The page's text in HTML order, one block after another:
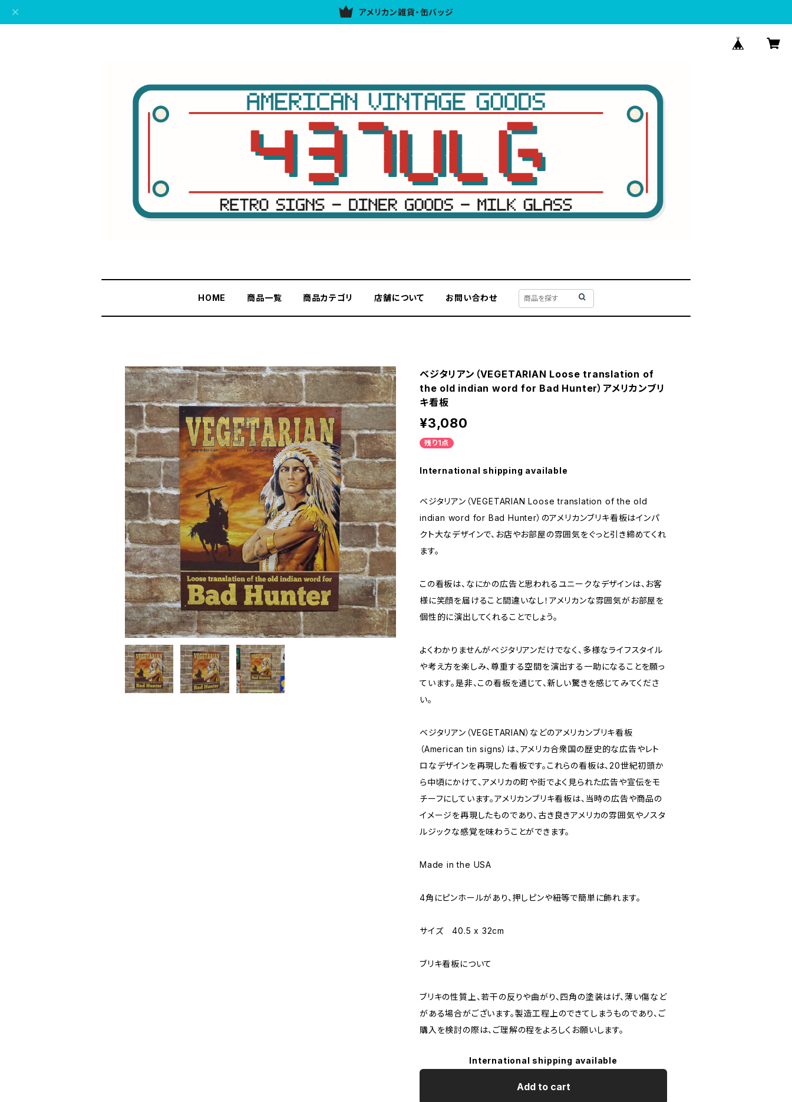
アメリカン雑貨・缶バッジ
HOME 商品一覧 商品カテゴリ 店舗について お問い合わせ
ベジタリアン（VEGETARIAN Loose translation of
the old indian word for Bad Hunter）アメリカンブリ
キ看板
¥3,080
残り1点
International shipping available
ベジタリアン（VEGETARIAN Loose translation of the old
indian word for Bad Hunter）のアメリカンブリキ看板はインパ
クト大なデザインで、お店やお部屋の雰囲気をぐっと引き締めてくれ
ます。
この看板は、なにかの広告と思われるユニークなデザインは、お客
様に笑顔を届けること間違いなし！アメリカンな雰囲気がお部屋を
個性的に演出してくれることでしょう。
よくわかりませんがベジタリアンだけでなく、多様なライフスタイル
や考え方を楽しみ、尊重する空間を演出する一助になることを願っ
ています。是非、この看板を通じて、新しい驚きを感じてみてくださ
い。
ベジタリアン（VEGETARIAN）などのアメリカンブリキ看板
（American tin signs）は、アメリカ合衆国の歴史的な広告やレト
ロなデザインを再現した看板です。これらの看板は、20世紀初頭か
ら中頃にかけて、アメリカの町や街でよく見られた広告や宣伝をモ
チーフにしています。アメリカンブリキ看板は、当時の広告や商品の
イメージを再現したものであり、古き良きアメリカの雰囲気やノスタ
ルジックな感覚を味わうことができます。
Made in the USA
4角にピンホールがあり、押しピンや紐等で簡単に飾れます。
サイズ 40.5 x 32cm
ブリキ看板について
ブリキの性質上、若干の反りや曲がり、四角の塗装はげ、薄い傷など
がある場合がございます。製造工程上のできてしまうものであり、ご
購入を検討の際は、ご理解の程をよろしくお願いします。
International shipping available
Add to cart